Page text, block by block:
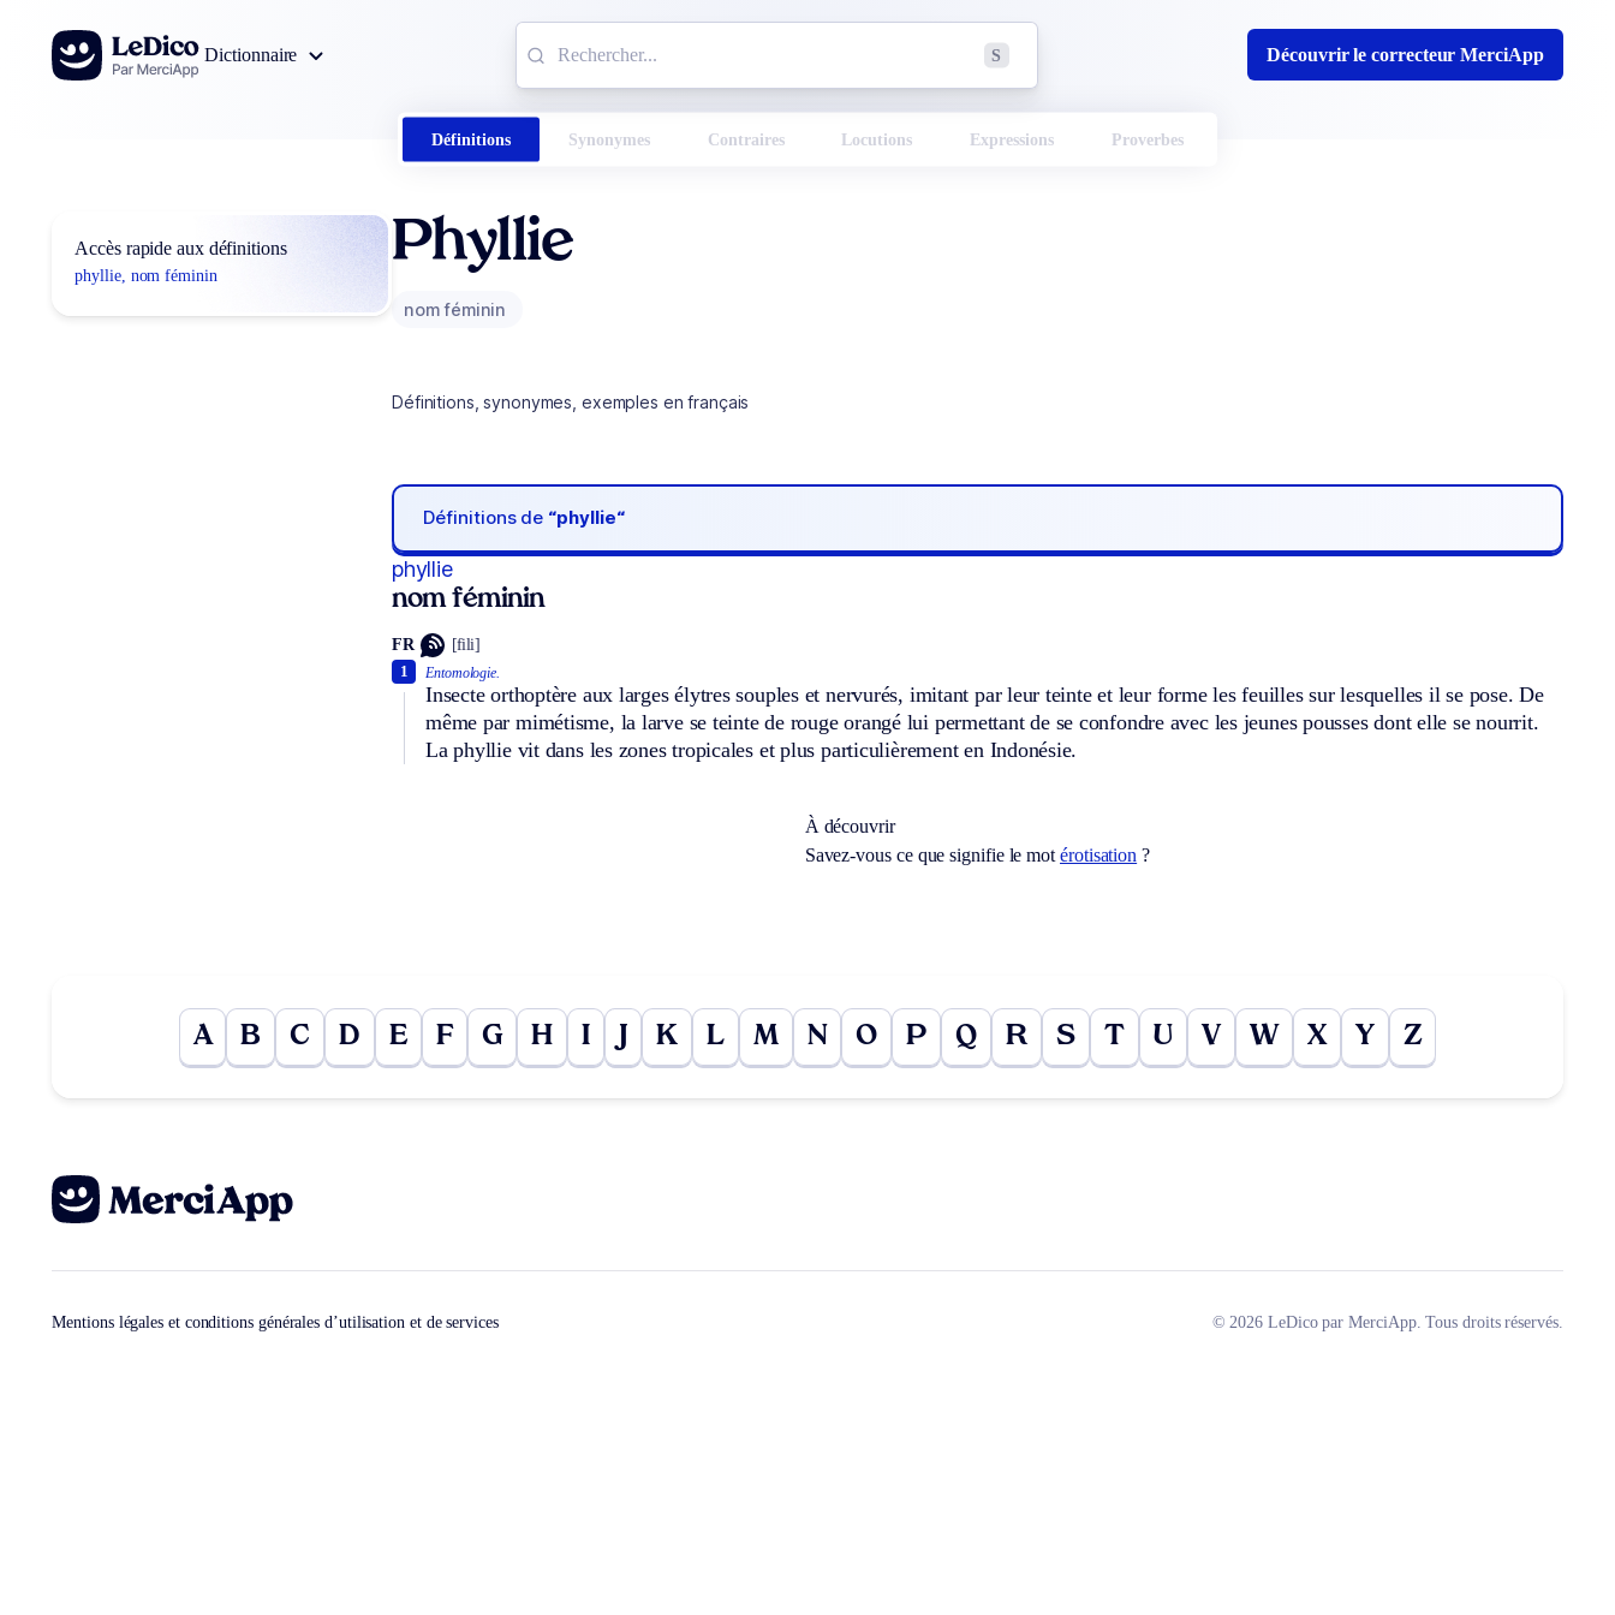
Aller au contenu
Dictionnaire
S Découvrir le correcteur MerciApp
Définitions Synonymes Contraires Locutions Expressions Proverbes
Accès rapide aux définitions
phyllie, nom féminin
Phyllie
nom féminin
Définitions, synonymes, exemples en français
Définitions de “phyllie“
phyllie
nom féminin
FR [fili]
Entomologie.
Insecte orthoptère aux larges élytres souples et nervurés, imitant par leur teinte et leur forme les feuilles sur lesquelles il se pose. De
même par mimétisme, la larve se teinte de rouge orangé lui permettant de se confondre avec les jeunes pousses dont elle se nourrit.
La phyllie vit dans les zones tropicales et plus particulièrement en Indonésie.
1
À découvrir
Savez-vous ce que signifie le motérotisation ?
A B C D E F G H I K L M N O P Q R S T U V W X Y Z
Mentions légales et conditions générales d’utilisation et de services © 2026 LeDico par MerciApp. Tous droits réservés.